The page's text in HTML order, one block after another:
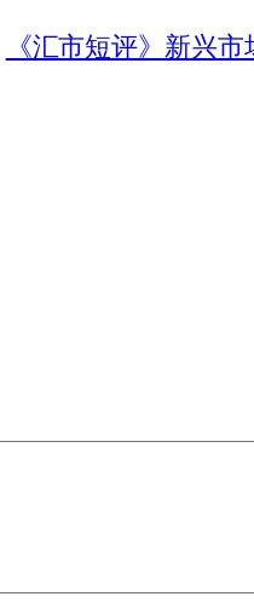
《汇市短评》新兴